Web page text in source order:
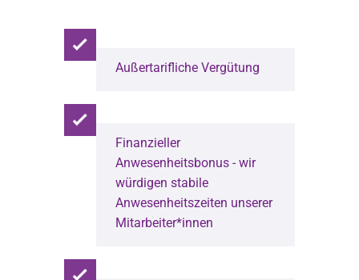
Außertarifliche Vergütung
Finanzieller
Anwesenheitsbonus - wir
würdigen stabile
Anwesenheitszeiten unserer
Mitarbeiter*innen